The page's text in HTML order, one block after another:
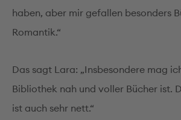
haben, aber mir gefallen besonders
Romantik.“
Das sagt Lara: „Insbesondere mag
Bibliothek nah und voller Bücher ist.
ist auch sehr nett.“